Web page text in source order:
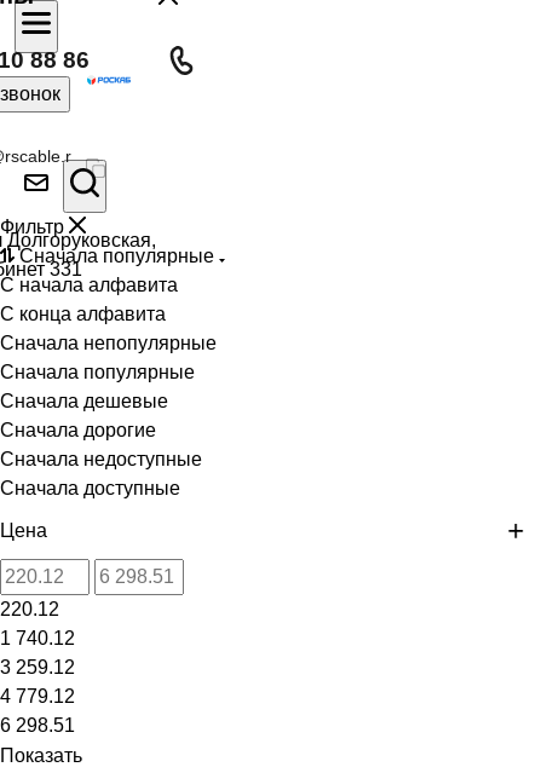
88 86
331
Фильтр
Сначала популярные
С начала алфавита
С конца алфавита
Сначала непопулярные
Сначала популярные
Сначала дешевые
Сначала дорогие
Сначала недоступные
Сначала доступные
Цена
220.12
1 740.12
3 259.12
4 779.12
6 298.51
Показать